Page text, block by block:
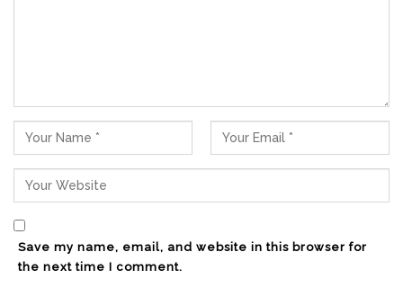
Save my name, email, and website in this browser for
the next time I comment.